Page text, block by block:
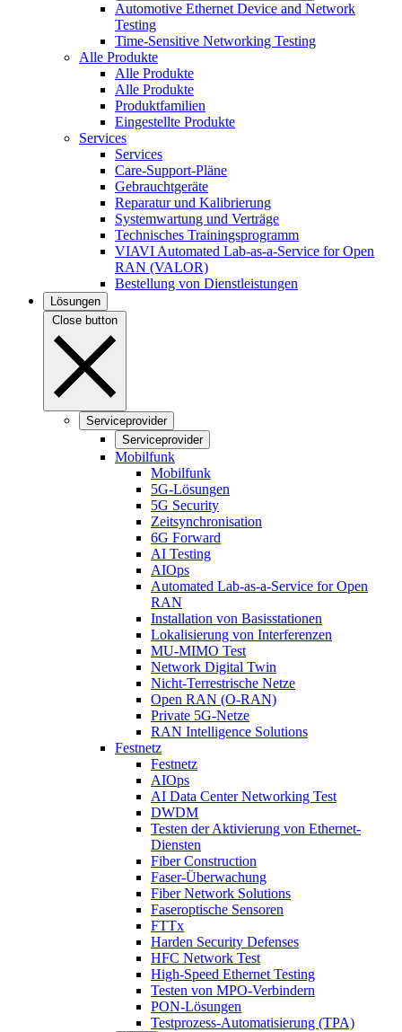
Automotive Ethernet Device and Network
Testing
Time-Sensitive Networking Testing
Alle Produkte
Alle Produkte
Alle Produkte
Produktfamilien
Eingestellte Produkte
Services
Services
Care-Support-Pläne
Gebrauchtgeräte
Reparatur und Kalibrierung
Systemwartung und Verträge
Technisches Trainingsprogramm
VIAVI Automated Lab-as-a-Service for Open
RAN (VALOR)
Bestellung von Dienstleistungen
Lösungen
Close button
Serviceprovider
Serviceprovider
Mobilfunk
Mobilfunk
5G-Lösungen
5G Security
Zeitsynchronisation
6G Forward
AI Testing
AIOps
Automated Lab-as-a-Service for Open
RAN
Installation von Basisstationen
Lokalisierung von Interferenzen
MU-MIMO Test
Network Digital Twin
Nicht-Terrestrische Netze
Open RAN (O-RAN)
Private 5G-Netze
RAN Intelligence Solutions
Festnetz
Festnetz
AIOps
AI Data Center Networking Test
DWDM
Testen der Aktivierung von Ethernet-
Diensten
Fiber Construction
Faser-Überwachung
Fiber Network Solutions
Faseroptische Sensoren
FTTx
Harden Security Defenses
HFC Network Test
High-Speed Ethernet Testing
Testen von MPO-Verbindern
PON-Lösungen
Testprozess-Automatisierung (TPA)